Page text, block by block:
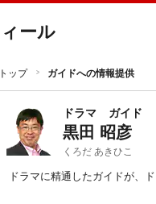
ール
ップ ガイドへの情報提供
ドラマ ガイド
黒田 昭彦
くろだ あきひこ
ドラマに精通したガイドが、